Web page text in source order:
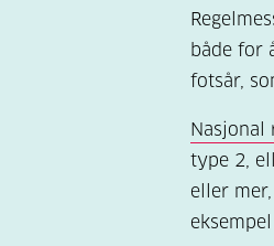
både for
fotsår,
Nasjonal
type 2,
eller